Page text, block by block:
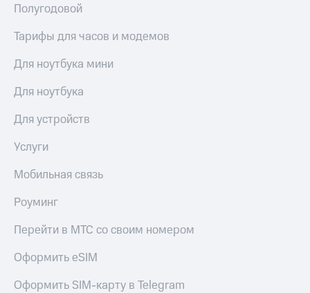
Полугодовой
Тарифы для часов и модемов
Для ноутбука мини
Для ноутбука
Для устройств
Услуги
Мобильная связь
Роуминг
Перейти в МТС со своим номером
Оформить eSIM
Оформить SIM-карту в Telegram